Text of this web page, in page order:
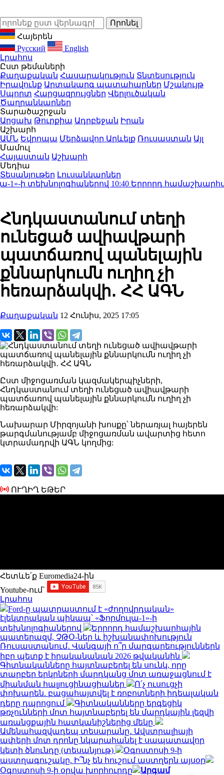
Հայերեն
Русский
English
Լրահոս
Ըստ թեմաների
Քաղաքական Հասարակություն Տնտեսություն
Իրավունք Արտակարգ պատահարներ Մշակույթ
Սպորտ Հարցազրույցներ Վերլուծական
Ծաղրանկարներ
Տարածաշրջան
Արցախ Թուրքիա Ադրբեջան Իրան
Աշխարհ
ԱՄՆ Եվրոպա Մերձավոր Արևելք Ռուսաստան Այլ
Մամուլ
Հայաստան Աշխարհ
Մեդիա
Տեսանյութեր Լուսանկարներ
ի տեխնոլոգիաներով10:40Երրորդ
Հնդկաստանում տեղի
ունեցած ավիավթարի
պատճառով պանելային
քննարկումն ուղիղ չի
հեռարձակվի․ ՀՀ ԱԳՆ
Քաղաքական 12 Հունիս, 2025 17:05
Ըստ միջոցառման կազմակերպիչների,
Հնդկաստանում տեղի ունեցած ավիավթարի
պատճառով պանելային քննարկումն ուղիղ չի
հեռարձակվի:
Նախարար Միրզոյանի խոսքը՝ ներառյալ հայերեն
թարգմանությամբ միջոցառման ավարտից հետո
կտրամադրվի ԱԳՆ կողմից:
ՈՒՂԻՂ ԵԹԵՐ
Հետևե՛ք Euromedia24-ին
Youtube-ում`
Լրահոս
Ford-ը պատրաստում է «ժողովրդական»
էլեկտրական պիկապ՝ «Ֆորմուլա-1»-ի
տեխնոլոգիաներով
Երրորդ համաշխարհային
պատերազմ, ՉԹՕ-ներ և իշխանափոխություն
Ռուսաստանում․ Վանգայի ո՞ր մարգարեություններն
իբր պետք է իրականանան 2026 թվականին
Գիտնականները հայտնաբերել են սունկ, որը
տարբեր երկրների մարդկանց մոտ առաջացնում է
միանման հալյուցինացիաներ
Ո՛չ ուսուցչի
փոխարեն. բացահայտվել է ռոբոտների իդեալական
դերը դպրոցում
Գիտնականները երգեցիկ
թռչունների մոտ հայտնաբերել են մարդկային լեզվի
առանցքային հատկանիշներից մեկը
Ամենահազվադեպ տեսարանը․ Ավստրալիայի
ափերի մոտ դրոնը նկարահանել է սապատավոր
կետի ծնունդը (տեսանյութ)
Օգոստոսի 9-ի
աստղագուշակը. Ի՞նչ են հուշում աստղերն այսօր
Օգոստոսի 9-ի օրվա խորհուրդը
Արգամ